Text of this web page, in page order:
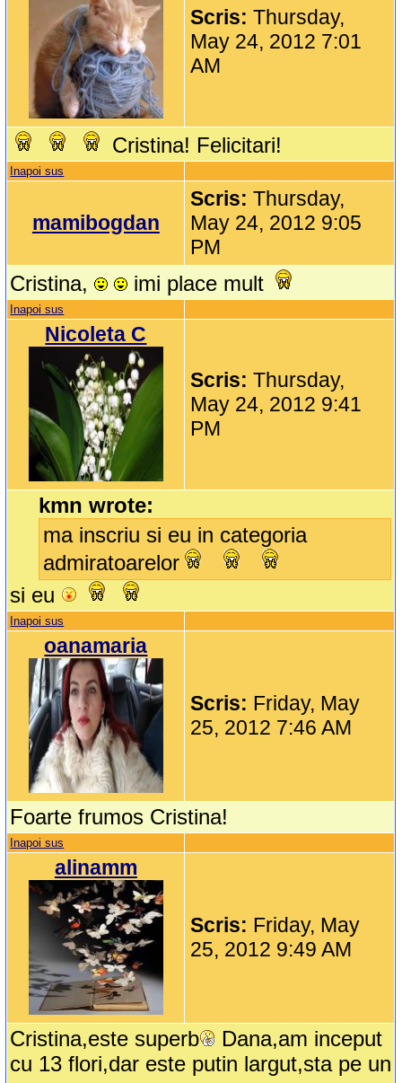
Scris:Thursday,
May 24, 2012 7:01
AM
Cristina! Felicitari!
Inapoi sus
mamibogdan
Scris:Thursday,
May 24, 2012 9:05
PM
Cristina, imi place mult
Inapoi sus
Nicoleta C
Scris:Thursday,
May 24, 2012 9:41
PM
kmn wrote:
ma inscriu si eu in categoria
admiratoarelor
si eu
Inapoi sus
oanamaria
Scris: Friday, May
25, 2012 7:46 AM
Foarte frumos Cristina!
Inapoi sus
alinamm
Scris: Friday, May
25, 2012 9:49 AM
Cristina,este superb
Dana,am inceput
cu 13 flori,dar este putin largut,sta pe un